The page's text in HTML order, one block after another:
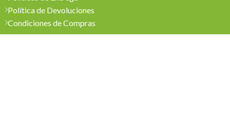
Política de Devoluciones
Condiciones de Compras